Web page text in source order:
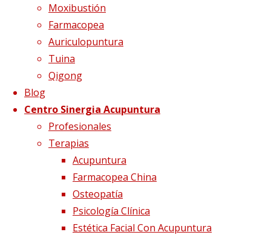
Moxibustión
Farmacopea
Auriculopuntura
Tuina
Qigong
Blog
Centro Sinergia Acupuntura
Profesionales
Terapias
Acupuntura
Farmacopea China
Osteopatía
Psicología Clínica
Estética Facial Con Acupuntura
Imagen anterior
Imagen siguiente